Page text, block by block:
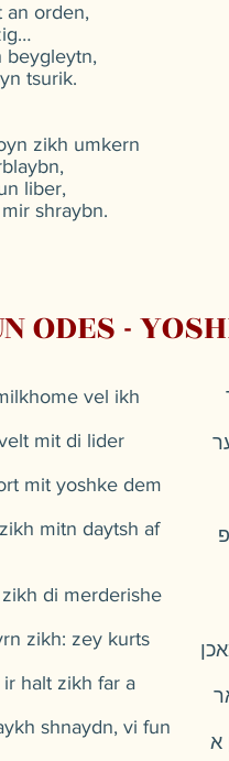
an orden,
beygleytn,
tsurik.
zikh umkern
liber,
shraybn.
ODES -
vel ikh
mit di lider
mit yoshke dem
mitn daytsh af
di merderishe
zikh: zey kurts
halt zikh far a
shnaydn, vi fun
א